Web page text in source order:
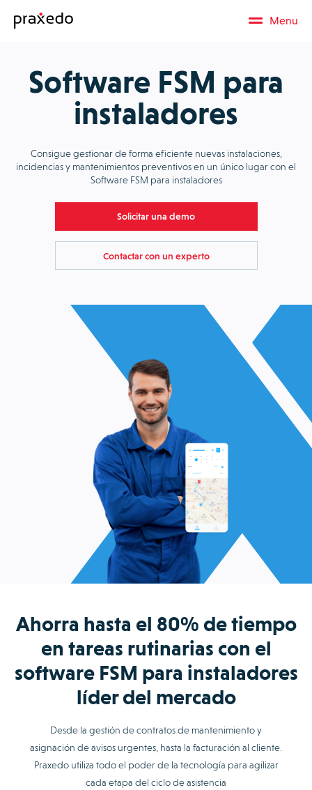
Menu
Software FSM para
instaladores
Consigue gestionar de forma eficiente nuevas instalaciones,
incidencias y mantenimientos preventivos en un único lugar con el
Software FSM para instaladores
Solicitar una demo
Contactar con un experto
Ahorra hasta el 80% de tiempo
en tareas rutinarias con el
software FSM para instaladores
líder del mercado
Desde la gestión de contratos de mantenimiento y
asignación de avisos urgentes, hasta la facturación al cliente.
Praxedo utiliza todo el poder de la tecnología para agilizar
cada etapa del ciclo de asistencia